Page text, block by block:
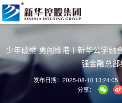
少年破壁 勇闯维港丨新华公学融
强金融总
发布日期：2025-08-10 13:24:05
分享：